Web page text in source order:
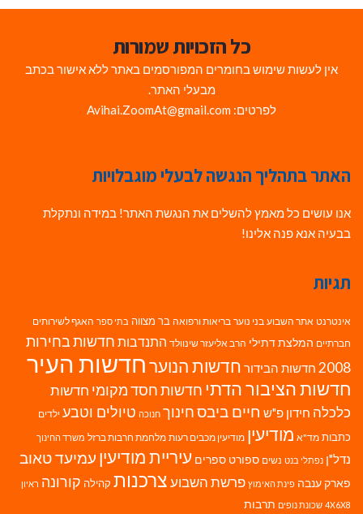
כל הזכויות שמורות
אין לעשות שימוש בחומרים המפורסמים באתר ללא אישור בכתב
מבעלי האתר.
לפרטים: Avihai.ZoomAt@gmail.com
האתר בתהליך הנגשה לבעלי מוגבלויות
אנו עושים כל מאמץ להשלים את הנגשת האתר! במידה ונתקלת
בבעיה אנא פנה אלינו!
תגיות
אינטרנט אתר השבוע בני נוער בריאות ורפואה בר מצווה בתי ספר האגף לשירותים
חברתיים המלצת דתילי הרב אליעזר שינוולד התנדבות חדשות בחירות
2008 חדשות הבידור חדשות הנוערחדשות העיר
חדשות הציבור הדתי חדשות חסד מקומי חדשות
כלכלה חידון פ"ש חיים ביבסחינוך חנוכה טיולים וטבע ילדים
כתבות מד"א מודיעין מודיעין מכבים רעות מלחמת חרבות ברזל משרד החינוך
נדל"ן נפתלי בנט נשים ספורט ספרים עיריית מודיעין עמיעד טאוב
פארק ענבה פינת האימוץ פרשת השבועצרכנות קהילה קורונה ראיון
4X6X8 שכונת נופים תרבות